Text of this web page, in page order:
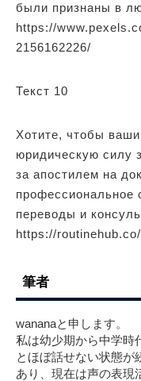
были признаны в
https://
2156162226/
Текст 10
Хотите, чтобы
юридическую силу
за апостилем на
профессиональное
переводы и
https://
筆者
wananaと申します。
私は幼少期から中学時
とほぼ話せない状態が
あり、現在は声の表現